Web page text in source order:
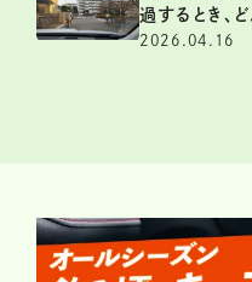
過するとき、
2026.04.16